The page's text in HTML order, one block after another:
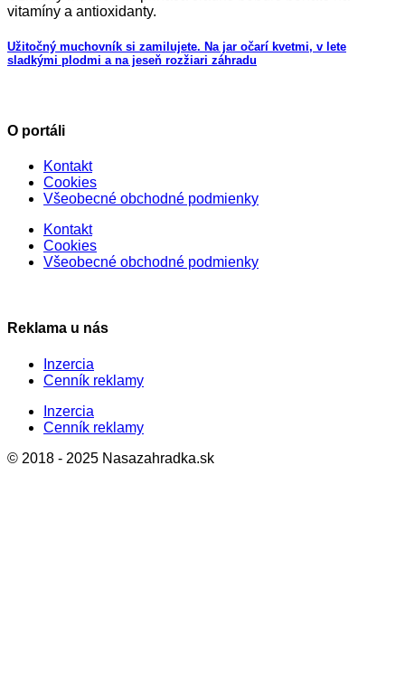
Užitočný muchovník si zamilujete. Na jar očarí kvetmi, v lete
sladkými plodmi a na jeseň rozžiari záhradu
O portáli
Kontakt
Cookies
Všeobecné obchodné podmienky
Kontakt
Cookies
Všeobecné obchodné podmienky
Reklama u nás
Inzercia
Cenník reklamy
Inzercia
Cenník reklamy
© 2018 - 2025 Nasazahradka.sk